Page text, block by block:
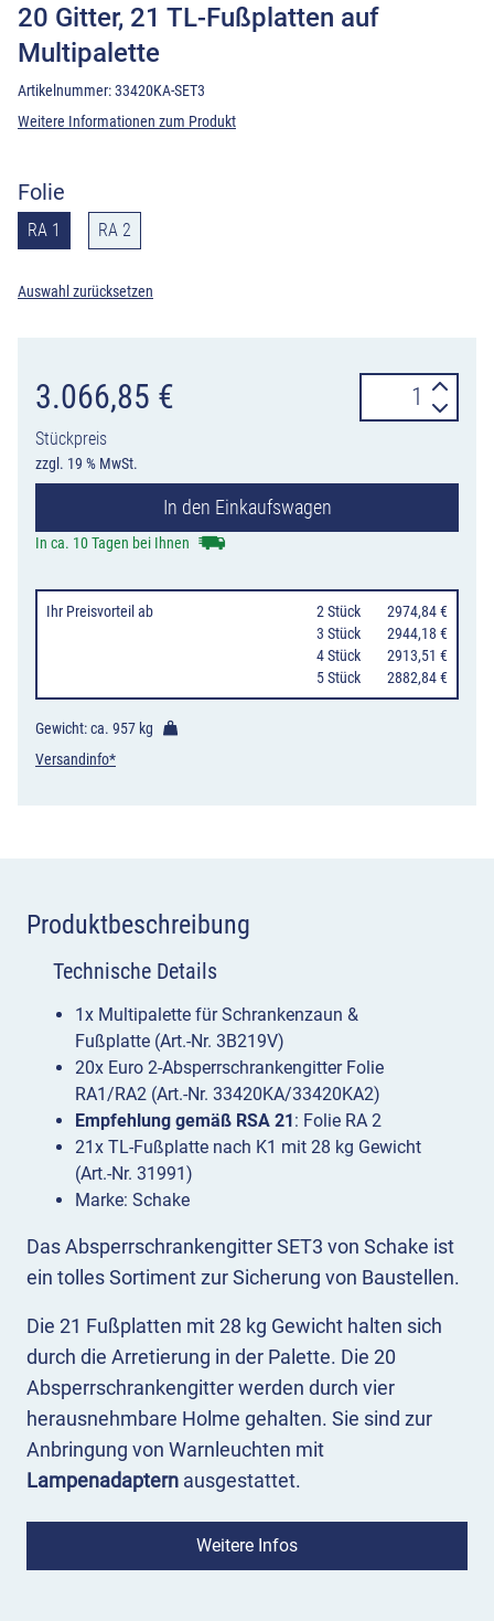
20 Gitter, 21 TL-Fußplatten auf
Multipalette
Artikelnummer:33420KA-SET3
Weitere Informationen zum Produkt
Folie
RA 1 RA 2
Auswahl zurücksetzen
3.066,85 €
Stückpreis
zzgl. 19 % MwSt.
SET3
20
Fußplatten
auf
Multipalette
Menge
In den Einkaufswagen
In ca. 10 Tagen bei Ihnen
Ihr Preisvorteil ab 2 Stück
2974,84 €
3 Stück
2944,18 €
4 Stück
2913,51 €
5 Stück 2882,84 €
Gewicht: ca. 957 kg
Versandinfo*
Produktbeschreibung
Das Absperrschrankengitter SET3 von Schake ist
ein tolles Sortiment zur Sicherung von Baustellen.
Die 21 Fußplatten mit 28 kg Gewicht halten sich
durch die Arretierung in der Palette. Die 20
Absperrschrankengitter werden durch vier
herausnehmbare Holme gehalten. Sie sind zur
Anbringung von Warnleuchten mit
Lampenadaptern ausgestattet.
Die Absperrschrankengitter haben eine
reflektierende Folie zur besseren Sichtbarkeit, die
Weitere Infos
Technische Details
1x Multipalette für Schrankenzaun &
Fußplatte (Art.-Nr. 3B219V)
20x Euro 2-Absperrschrankengitter Folie
RA1/RA2 (Art.-Nr. 33420KA/33420KA2)
Empfehlung gemäß RSA 21: Folie RA 2
21x TL-Fußplatte nach K1 mit 28 kg Gewicht
(Art.-Nr. 31991)
Marke: Schake